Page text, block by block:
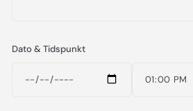
Dato & Tidspunkt